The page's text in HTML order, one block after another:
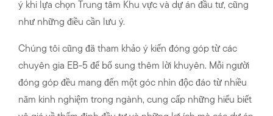
ý khi lựa chọn Trung tâm Khu vực và dự án đầu tư, cũng
như những điều cần lưu ý.
Chúng tôi cũng đã tham khảo ý kiến đóng góp từ các
chuyên gia EB-5 để bổ sung thêm lời khuyên. Mỗi người
đóng góp đều mang đến một góc nhìn độc đáo từ nhiều
năm kinh nghiệm trong ngành, cung cấp những hiểu biết